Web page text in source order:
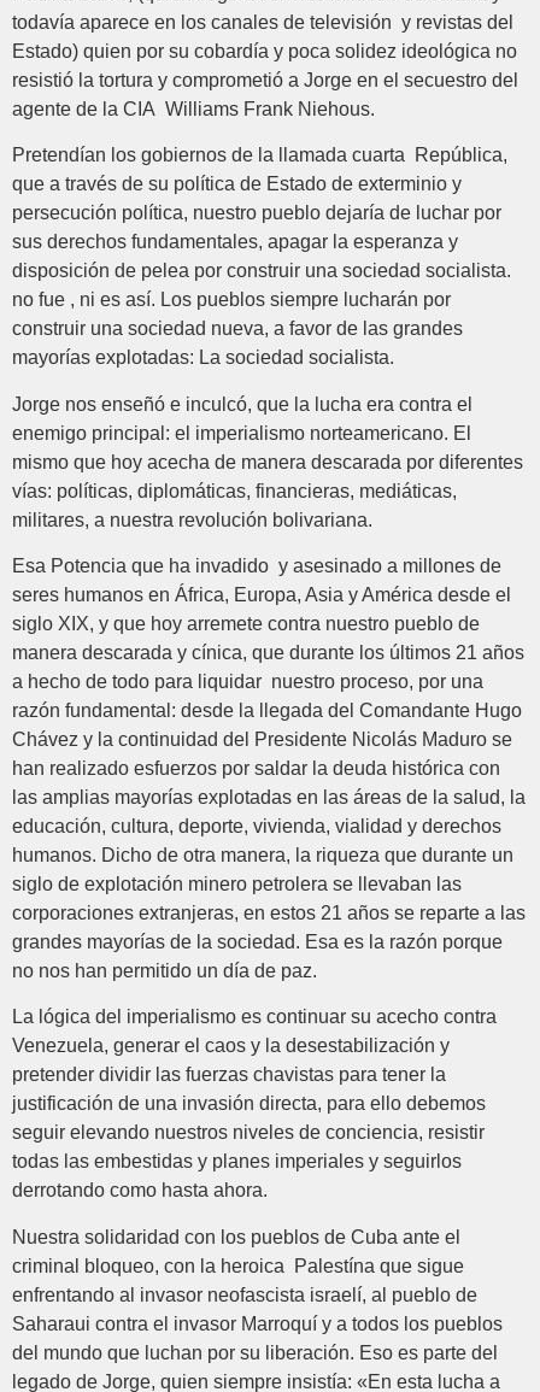
todavía aparece en los canales de televisión y revistas del
Estado) quien por su cobardía y poca solidez ideológica no
resistió la tortura y comprometió a Jorge en el secuestro del
agente de la CIA Williams Frank Niehous.
Pretendían los gobiernos de la llamada cuarta República,
que a través de su política de Estado de exterminio y
persecución política, nuestro pueblo dejaría de luchar por
sus derechos fundamentales, apagar la esperanza y
disposición de pelea por construir una sociedad socialista.
no fue , ni es así. Los pueblos siempre lucharán por
construir una sociedad nueva, a favor de las grandes
mayorías explotadas: La sociedad socialista.
Jorge nos enseñó e inculcó, que la lucha era contra el
enemigo principal: el imperialismo norteamericano. El
mismo que hoy acecha de manera descarada por diferentes
vías: políticas, diplomáticas, financieras, mediáticas,
militares, a nuestra revolución bolivariana.
Esa Potencia que ha invadido y asesinado a millones de
seres humanos en África, Europa, Asia y América desde el
siglo XIX, y que hoy arremete contra nuestro pueblo de
manera descarada y cínica, que durante los últimos 21 años
a hecho de todo para liquidar nuestro proceso, por una
razón fundamental: desde la llegada del Comandante Hugo
Chávez y la continuidad del Presidente Nicolás Maduro se
han realizado esfuerzos por saldar la deuda histórica con
las amplias mayorías explotadas en las áreas de la salud, la
educación, cultura, deporte, vivienda, vialidad y derechos
humanos. Dicho de otra manera, la riqueza que durante un
siglo de explotación minero petrolera se llevaban las
corporaciones extranjeras, en estos 21 años se reparte a las
grandes mayorías de la sociedad. Esa es la razón porque
no nos han permitido un día de paz.
La lógica del imperialismo es continuar su acecho contra
Venezuela, generar el caos y la desestabilización y
pretender dividir las fuerzas chavistas para tener la
justificación de una invasión directa, para ello debemos
seguir elevando nuestros niveles de conciencia, resistir
todas las embestidas y planes imperiales y seguirlos
derrotando como hasta ahora.
Nuestra solidaridad con los pueblos de Cuba ante el
criminal bloqueo, con la heroica Palestína que sigue
enfrentando al invasor neofascista israelí, al pueblo de
Saharaui contra el invasor Marroquí y a todos los pueblos
del mundo que luchan por su liberación. Eso es parte del
legado de Jorge, quien siempre insistía: «En esta lucha a